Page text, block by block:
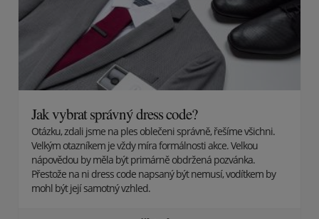
Jak vybrat správný dress code?
Otázku, zdali jsme na ples oblečeni správně, řešíme všichni.
Velkým otazníkem je vždy míra formálnosti akce. Velkou
nápovědou by měla být primárně obdržená pozvánka.
Přestože na ni dress code napsaný být nemusí, vodítkem by
mohl být její samotný vzhled.